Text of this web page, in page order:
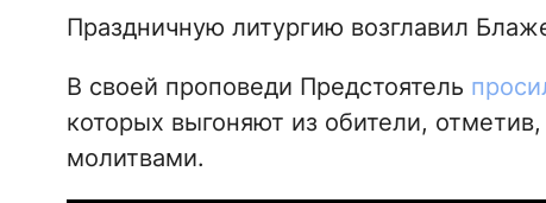
Праздничную литургию возглавил
В своей проповеди Предстоятель
которых выгоняют из обители,
молитвами.